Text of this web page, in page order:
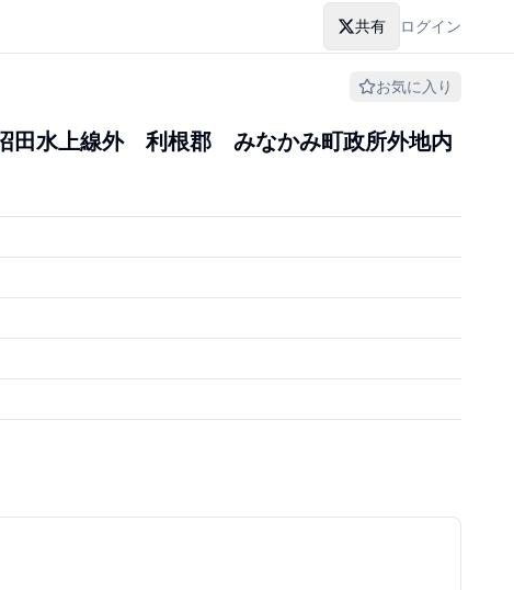
共有 ログイン
お気に入り
田水上線外 利根郡 みなかみ町政所外地内